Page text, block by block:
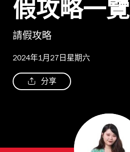
假攻略一覽
請假攻略
2024年1月27日星期六
分享